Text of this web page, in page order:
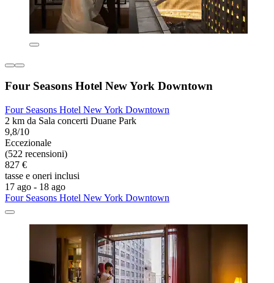
Four Seasons Hotel New York Downtown
Four Seasons Hotel New York Downtown
2 km da Sala concerti Duane Park
9,8/10
Eccezionale
(522 recensioni)
827 €
tasse e oneri inclusi
17 ago - 18 ago
Four Seasons Hotel New York Downtown